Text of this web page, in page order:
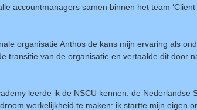
accountmanagers samen binnen het team
organisatie Anthos de kans mijn ervaring als
transitie van de organisatie en vertaalde dit door
leerde ik de NSCU kennen: de
werkelijkheid te maken: ik startte mijn eigen